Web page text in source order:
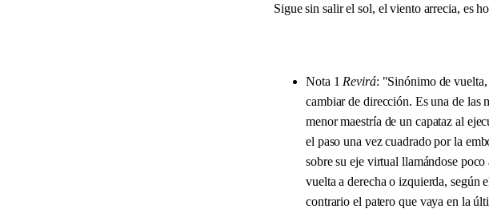
Sigue sin salir el sol, el viento arrecia, es
Nota 1 Revirá: "Sinónimo de vuelta,
cambiar de dirección. Es una de las
menor maestría de un capataz al
el paso una vez cuadrado por la
sobre su eje virtual llamándose
vuelta a derecha o izquierda, según
contrario el patero que vaya en la